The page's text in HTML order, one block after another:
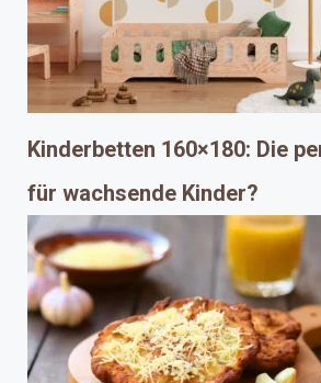
Kinderbetten 160×180: Die
für wachsende Kinder?